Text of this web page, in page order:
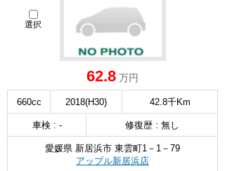
選択
62.8 万円
660cc 2018(H30) 42.8千Km
車検 : - 修復歴 : 無し
愛媛県 新居浜市 東雲町1－1－79
アップル新居浜店